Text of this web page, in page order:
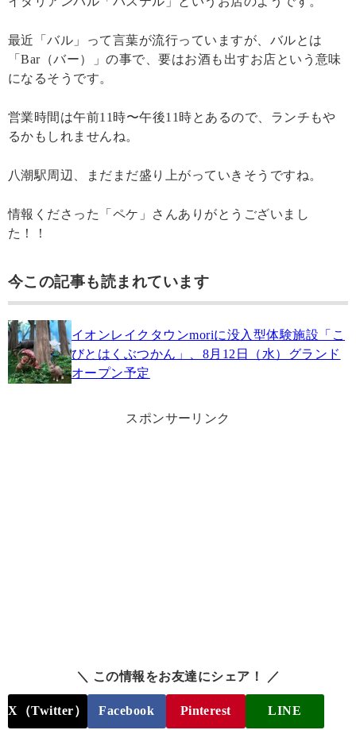
最近「バル」って言葉が流行っていますが、バルとは
「Bar（バー）」の事で、要はお酒も出すお店という意味
になるそうです。
営業時間は午前11時〜午後11時とあるので、ランチもや
るかもしれませんね。
八潮駅周辺、まだまだ盛り上がっていきそうですね。
情報くださった「ペケ」さんありがとうございまし
た！！
今この記事も読まれています
イオンレイクタウンmoriに没入型体験施設「こ
びとはくぶつかん」、8月12日（水）グランド
オープン予定
スポンサーリンク
＼ この情報をお友達にシェア！ ／
X（Twitter） Facebook Pinterest LINE